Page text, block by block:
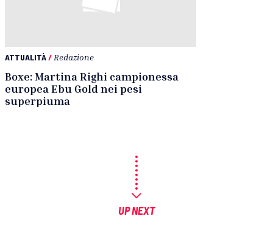
ATTUALITÀ/ Redazione
Boxe: Martina Righi campionessa
europea Ebu Gold nei pesi
superpiuma
UP NEXT